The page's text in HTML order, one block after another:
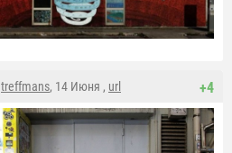
+4
treffmans, 14 Июня , url